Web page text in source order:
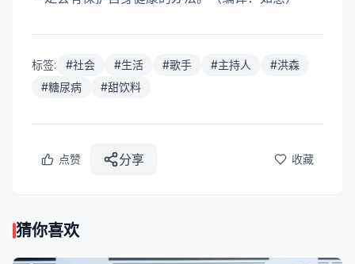
标签: #社会 #生活 #歌手 #主持人 #洪森
#糖尿病 #甜饮料
点赞 分享 收藏
猜你喜欢